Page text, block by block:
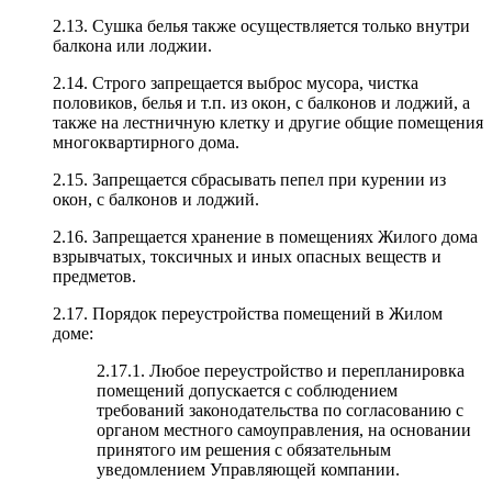
2.13. Сушка белья также осуществляется только внутри
балкона или лоджии.
2.14. Строго запрещается выброс мусора, чистка
половиков, белья и т.п. из окон, с балконов и лоджий, а
также на лестничную клетку и другие общие помещения
многоквартирного дома.
2.15. Запрещается сбрасывать пепел при курении из
окон, с балконов и лоджий.
2.16. Запрещается хранение в помещениях Жилого дома
взрывчатых, токсичных и иных опасных веществ и
предметов.
2.17. Порядок переустройства помещений в Жилом
доме:
2.17.1. Любое переустройство и перепланировка
помещений допускается с соблюдением
требований законодательства по согласованию с
органом местного самоуправления, на основании
принятого им решения с обязательным
уведомлением Управляющей компании.